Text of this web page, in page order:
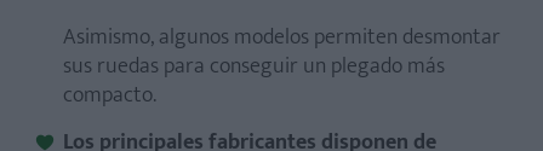
Asimismo, algunos modelos permiten desmontar
sus ruedas para conseguir un plegado más
compacto.
Los principales fabricantes disponen de